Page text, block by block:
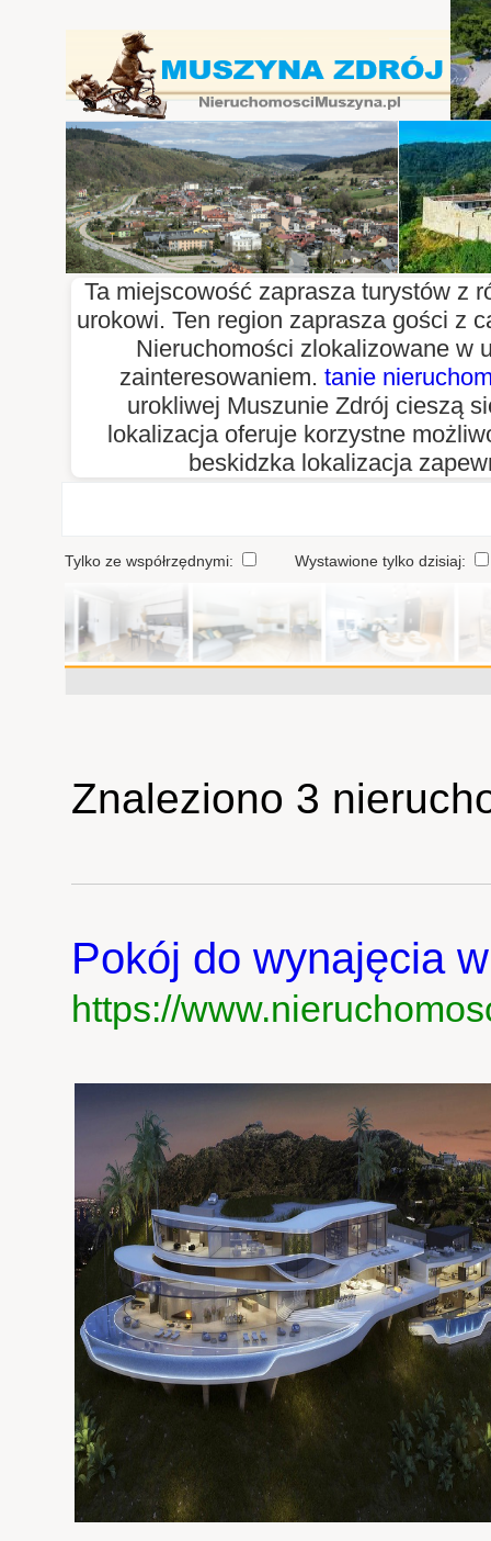
Ta miejscowość zaprasza turystów z
urokowi. Ten region zaprasza gości z
Nieruchomości zlokalizowane w
zainteresowaniem. tanie
urokliwej Muszunie Zdrój cieszą
lokalizacja oferuje korzystne
beskidzka lokalizacja
Tylko ze współrzędnymi: Wystawione tylko dzisiaj:
Znaleziono 3
Pokój do wynajęcia
https://